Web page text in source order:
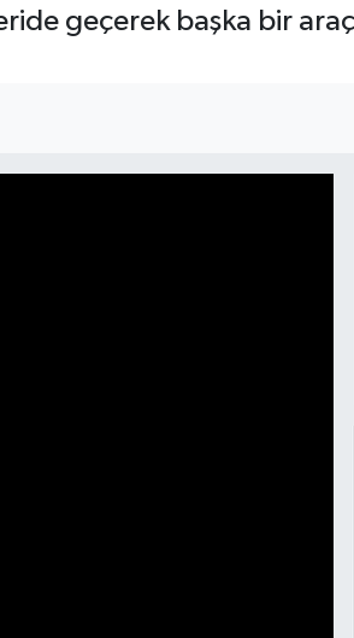
geçerek başka bir